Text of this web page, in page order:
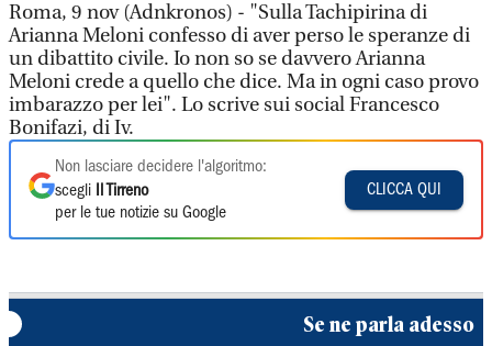
Roma, 9 nov (Adnkronos) - "Sulla Tachipirina di
Arianna Meloni confesso di aver perso le speranze di
un dibattito civile. Io non so se davvero Arianna
Meloni crede a quello che dice. Ma in ogni caso provo
imbarazzo per lei". Lo scrive sui social Francesco
Bonifazi, di Iv.
Non lasciare decidere l'algoritmo:
scegli
Il Tirreno
per le tue notizie su Google
CLICCA QUI
Se ne parla adesso